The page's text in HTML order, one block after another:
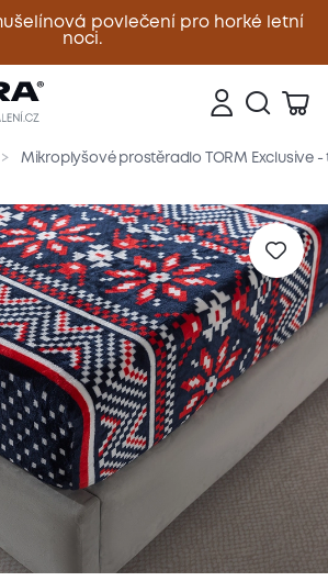
povlečení pro horké letní
noci.
Zavřít
Popis produktu Materiál
Mikroplyšové prostěradlo TORM Exclusive -